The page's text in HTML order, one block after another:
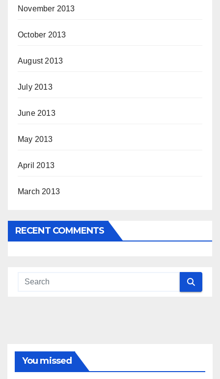
November 2013
October 2013
August 2013
July 2013
June 2013
May 2013
April 2013
March 2013
RECENT COMMENTS
You missed